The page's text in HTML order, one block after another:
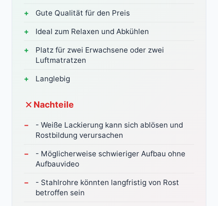
Gute Qualität für den Preis
Ideal zum Relaxen und Abkühlen
Platz für zwei Erwachsene oder zwei
Luftmatratzen
Langlebig
Nachteile
- Weiße Lackierung kann sich ablösen und
Rostbildung verursachen
- Möglicherweise schwieriger Aufbau ohne
Aufbauvideo
- Stahlrohre könnten langfristig von Rost
betroffen sein